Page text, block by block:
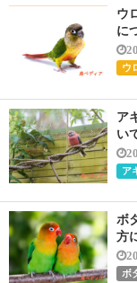
ウ
に
ウ
ア
い
ア
ボ
方
ボ